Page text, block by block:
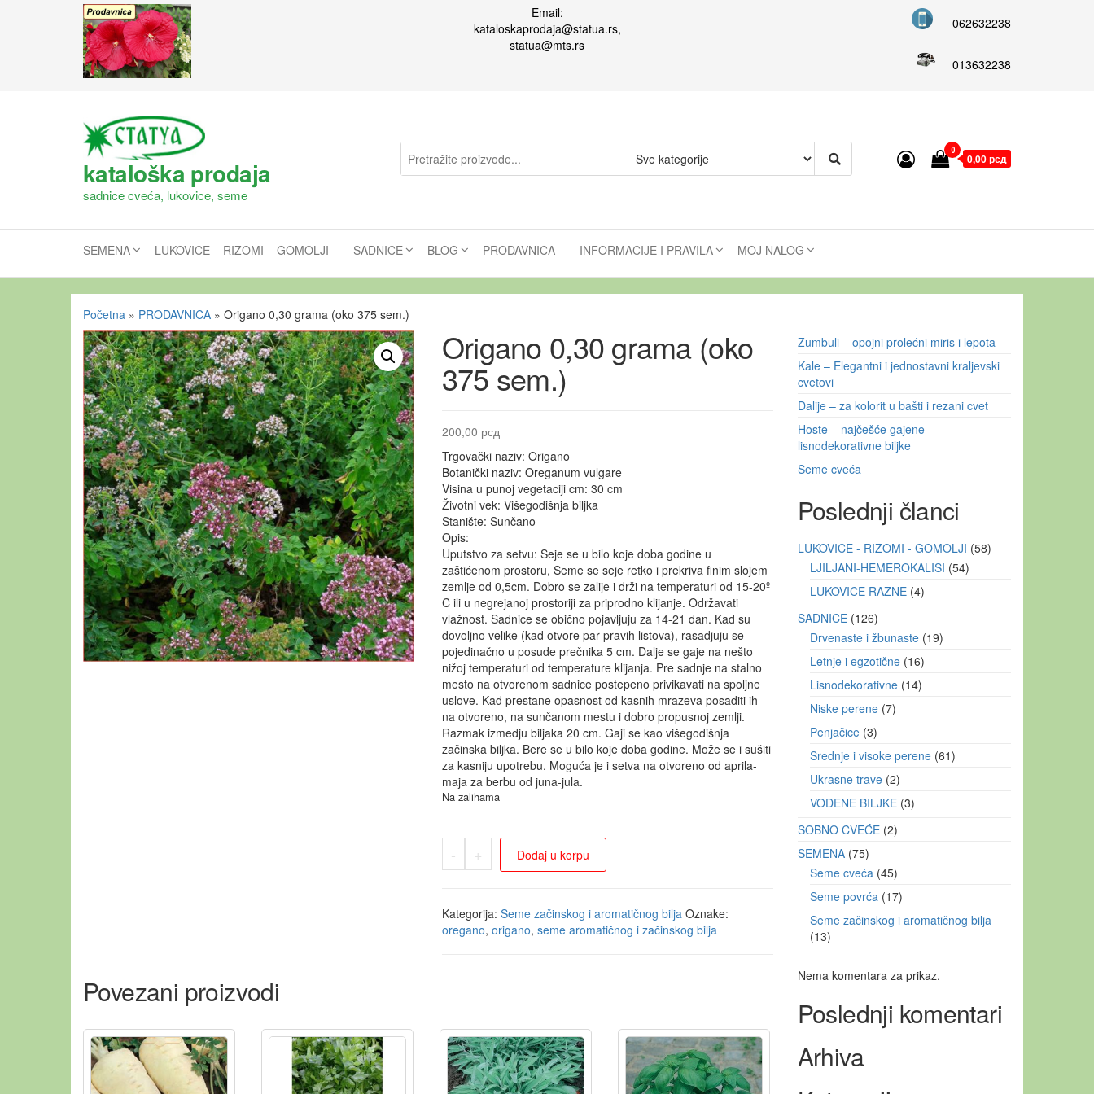
Email:
kataloskaprodaja@statua.rs,
statua@mts.rs
062632238
013632238
kataloška prodaja
sadnice cveća, lukovice, seme
0
0,00 рсд
SEMENA LUKOVICE – RIZOMI – GOMOLJI SADNICE BLOG PRODAVNICA INFORMACIJE I PRAVILA MOJ NALOG
Početna » PRODAVNICA » Origano 0,30 grama (oko 375 sem.)
Origano 0,30 grama (oko
375 sem.)
200,00 рсд
Trgovački naziv: Origano
Botanički naziv: Oreganum vulgare
Visina u punoj vegetaciji cm: 30 cm
Životni vek: Višegodišnja biljka
Stanište: Sunčano
Opis:
Uputstvo za setvu: Seje se u bilo koje doba godine u
zaštićenom prostoru, Seme se seje retko i prekriva finim slojem
zemlje od 0,5cm. Dobro se zalije i drži na temperaturi od 15-20º
C ili u negrejanoj prostoriji za priprodno klijanje. Održavati
vlažnost. Sadnice se obično pojavljuju za 14-21 dan. Kad su
dovoljno velike (kad otvore par pravih listova), rasadjuju se
pojedinačno u posude prečnika 5 cm. Dalje se gaje na nešto
nižoj temperaturi od temperature klijanja. Pre sadnje na stalno
mesto na otvorenom sadnice postepeno privikavati na spoljne
uslove. Kad prestane opasnost od kasnih mrazeva posaditi ih
na otvoreno, na sunčanom mestu i dobro propusnoj zemlji.
Razmak izmedju biljaka 20 cm. Gaji se kao višegodišnja
začinska biljka. Bere se u bilo koje doba godine. Može se i sušiti
za kasniju upotrebu. Moguća je i setva na otvoreno od aprila-
maja za berbu od juna-jula.
Na zalihama
- + Dodaj u korpu
Kategorija: Seme začinskog i aromatičnog bilja Oznake:
oregano, origano, seme aromatičnog i začinskog bilja
Povezani proizvodi
Zumbuli – opojni prolećni miris i lepota
Kale – Elegantni i jednostavni kraljevski
cvetovi
Dalije – za kolorit u bašti i rezani cvet
Hoste – najčešće gajene
lisnodekorativne biljke
Seme cveća
Poslednji članci
LUKOVICE - RIZOMI - GOMOLJI 58
LJILJANI-HEMEROKALISI 54
LUKOVICE RAZNE 4
SADNICE 126
Drvenaste i žbunaste 19
Letnje i egzotične 16
Lisnodekorativne 14
Niske perene 7
Penjačice 3
Srednje i visoke perene 61
Ukrasne trave 2
VODENE BILJKE 3
SOBNO CVEĆE 2
SEMENA 75
Seme cveća 45
Seme povrća 17
Seme začinskog i aromatičnog bilja
13
Nema komentara za prikaz.
Poslednji komentari
Arhiva